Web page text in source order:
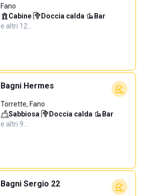
Fano
Cabine· Doccia calda· Bar·
e altri 12…
Bagni Hermes
Torrette, Fano
Sabbiosa· Doccia calda· Bar·
e altri 9…
Bagni Sergio 22